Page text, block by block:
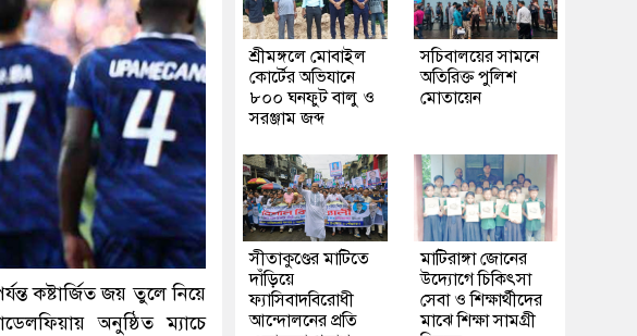
কষ্টার্জিত জয় তুলে নিয়ে
অনুষ্ঠিত ম্যাচে
শ্রীমঙ্গলে মোবাইল
কোর্টের অভিযানে
৮০০ ঘনফুট বালু ও
সরঞ্জাম জব্দ
সচিবালয়ের সামনে
অতিরিক্ত পুলিশ
মোতায়েন
সীতাকুণ্ডের মাটিতে
দাঁড়িয়ে
ফ্যাসিবাদবিরোধী
আন্দোলনের প্রতি
মাটিরাঙ্গা জোনের
উদ্যোগে চিকিৎসা
সেবা ও শিক্ষার্থীদের
মাঝে শিক্ষা সামগ্রী